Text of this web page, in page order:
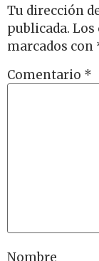
Tu dirección
publicada. Los
marcados con
Comentario *
Nombre